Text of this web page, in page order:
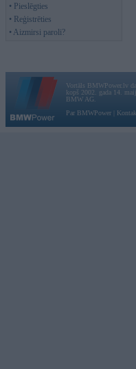
• Pieslēgties
• Reģistrēties
• Aizmirsi paroli?
Vortāls BMWPower.lv
kopš 2002. gada 14.
BMW AG.
Par BMWPower